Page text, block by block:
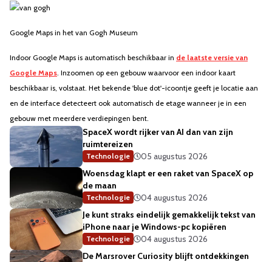
Google Maps in het van Gogh Museum
Indoor Google Maps is automatisch beschikbaar in de laatste versie van
Google Maps. Inzoomen op een gebouw waarvoor een indoor kaart
beschikbaar is, volstaat. Het bekende 'blue dot'-icoontje geeft je locatie aan
en de interface detecteert ook automatisch de etage wanneer je in een
gebouw met meerdere verdiepingen bent.
SpaceX wordt rijker van AI dan van zijn
ruimtereizen
Technologie
05 augustus 2026
Woensdag klapt er een raket van SpaceX op
de maan
Technologie
04 augustus 2026
Je kunt straks eindelijk gemakkelijk tekst van
iPhone naar je Windows-pc kopiëren
Technologie
04 augustus 2026
De Marsrover Curiosity blijft ontdekkingen